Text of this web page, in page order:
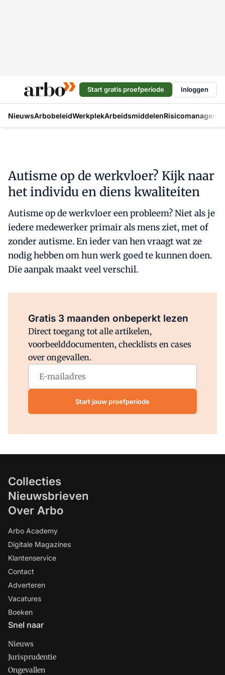
Start gratis proefperiode Inloggen
NieuwsArbobeleidWerkplekArbeidsmiddelen
Autisme op de werkvloer? Kijk naar
het individu en diens kwaliteiten
Autisme op de werkvloer een probleem? Niet als je
iedere medewerker primair als mens ziet, met of
zonder autisme. En ieder van hen vraagt wat ze
nodig hebben om hun werk goed te kunnen doen.
Die aanpak maakt veel verschil.
Gratis 3 maanden onbeperkt lezen
Direct toegang tot alle artikelen,
voorbeelddocumenten, checklists en cases
over ongevallen.
Start jouw proefperiode
Collecties
Nieuwsbrieven
Over Arbo
Arbo Academy
Digitale Magazines
Klantenservice
Contact
Adverteren
Vacatures
Boeken
Snel naar
Nieuws
Jurisprudentie
Ongevallen